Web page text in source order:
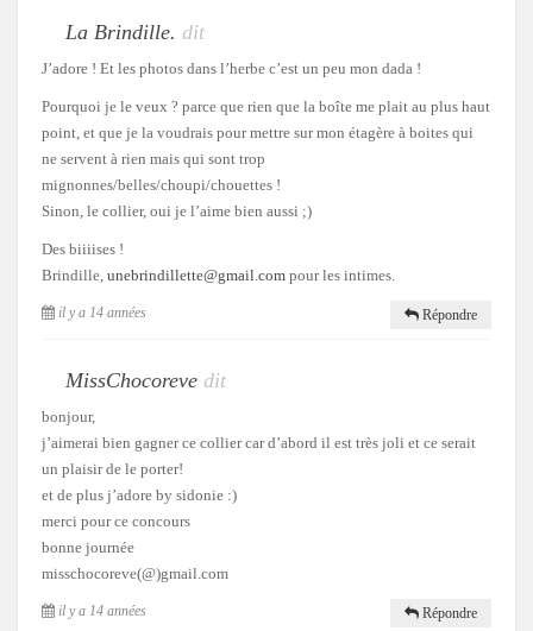
La Brindille. dit
J’adore ! Et les photos dans l’herbe c’est un peu mon dada !
Pourquoi je le veux ? parce que rien que la boîte me plait au plus haut
point, et que je la voudrais pour mettre sur mon étagère à boites qui
ne servent à rien mais qui sont trop
mignonnes/belles/choupi/chouettes !
Sinon, le collier, oui je l’aime bien aussi ;)
Des biiiises !
Brindille, unebrindillette@gmail.com pour les intimes.
il y a 14 années Répondre
MissChocoreve dit
bonjour,
j’aimerai bien gagner ce collier car d’abord il est très joli et ce serait
un plaisir de le porter!
et de plus j’adore by sidonie :)
merci pour ce concours
bonne journée
misschocoreve(@)gmail.com
il y a 14 années Répondre